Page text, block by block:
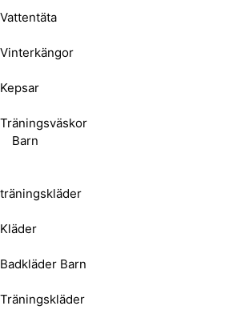
Vattentäta
Vinterkängor
Kepsar
Träningsväskor
Barn
träningskläder
Kläder
Badkläder Barn
Träningskläder